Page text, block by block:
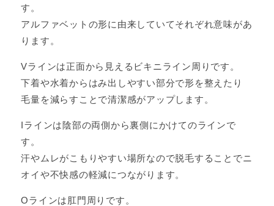
す。
アルファベットの形に由来していてそれぞれ意味があ
ります。
Vラインは正面から見えるビキニライン周りです。
下着や水着からはみ出しやすい部分で形を整えたり
毛量を減らすことで清潔感がアップします。
Iラインは陰部の両側から裏側にかけてのラインで
す。
汗やムレがこもりやすい場所なので脱毛することでニ
オイや不快感の軽減につながります。
Oラインは肛門周りです。